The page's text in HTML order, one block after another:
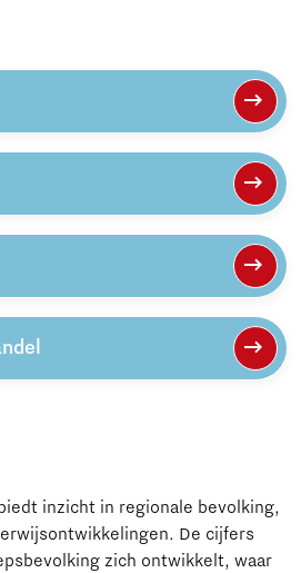
inzicht in regionale bevolking,
De cijfers
zich ontwikkelt, waar